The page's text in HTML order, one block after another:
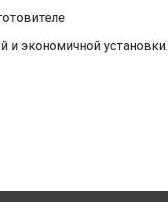
и экономичной установки.